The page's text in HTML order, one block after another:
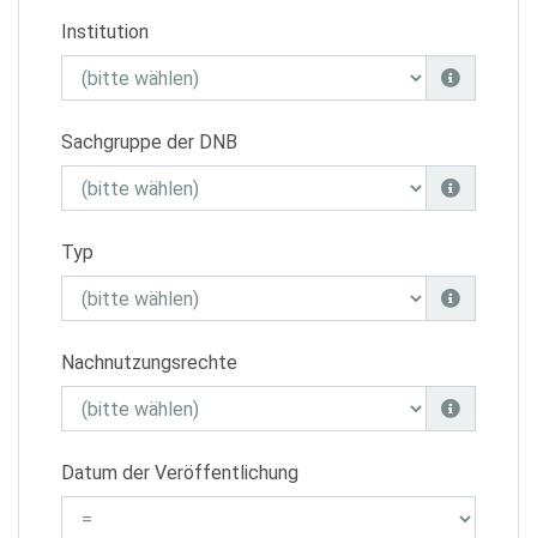
Institution
Sachgruppe der DNB
Typ
Nachnutzungsrechte
Datum der Veröffentlichung